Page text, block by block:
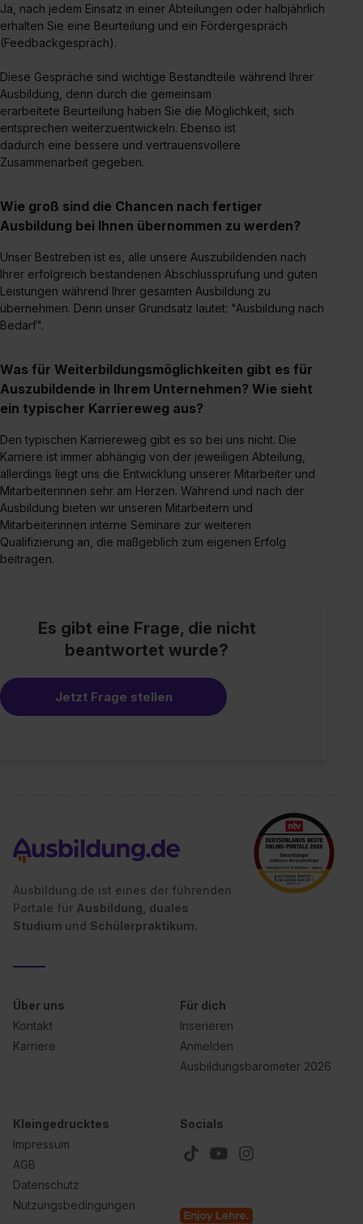
Ja, nach jedem Einsatz in einer Abteilungen oder halbjährlich
erhalten Sie eine Beurteilung und ein Fördergespräch
(Feedbackgespräch).
Diese Gespräche sind wichtige Bestandteile während Ihrer
Ausbildung, denn durch die gemeinsam
erarbeitete Beurteilung haben Sie die Möglichkeit, sich
entsprechen weiterzuentwickeln. Ebenso ist
dadurch eine bessere und vertrauensvollere
Zusammenarbeit gegeben.
Wie groß sind die Chancen nach fertiger
Ausbildung bei Ihnen übernommen zu werden?
Unser Bestreben ist es, alle unsere Auszubildenden nach
Ihrer erfolgreich bestandenen Abschlussprüfung und guten
Leistungen während Ihrer gesamten Ausbildung zu
übernehmen. Denn unser Grundsatz lautet: "Ausbildung nach
Bedarf".
Was für Weiterbildungsmöglichkeiten gibt es für
Auszubildende in Ihrem Unternehmen? Wie sieht
ein typischer Karriereweg aus?
Den typischen Karriereweg gibt es so bei uns nicht. Die
Karriere ist immer abhängig von der jeweiligen Abteilung,
allerdings liegt uns die Entwicklung unserer Mitarbeiter und
Mitarbeiterinnen sehr am Herzen. Während und nach der
Ausbildung bieten wir unseren Mitarbeitern und
Mitarbeiterinnen interne Seminare zur weiteren
Qualifizierung an, die maßgeblich zum eigenen Erfolg
beitragen.
Es gibt eine Frage, die nicht
beantwortet wurde?
Jetzt Frage stellen
Ausbildung.de ist eines der führenden
Portale für Ausbildung, duales
Studium und Schülerpraktikum.
Über uns
Kontakt
Karriere
Für dich
Inserieren
Anmelden
Ausbildungsbarometer 2026
Kleingedrucktes
Impressum
AGB
Datenschutz
Nutzungsbedingungen
Socials